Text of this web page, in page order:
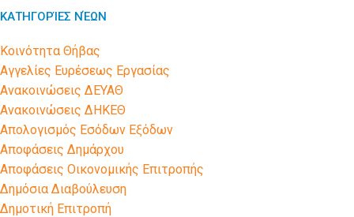
ΚΑΤΗΓΟΡΊΕΣ ΝΈΩΝ
Kοινότητα Θήβας
Αγγελίες Ευρέσεως Εργασίας
Ανακοινώσεις ΔΕΥΑΘ
Ανακοινώσεις ΔΗΚΕΘ
Απολογισμός Εσόδων Εξόδων
Αποφάσεις Δημάρχου
Αποφάσεις Οικονομικής Επιτροπής
Δημόσια Διαβούλευση
Δημοτική Επιτροπή